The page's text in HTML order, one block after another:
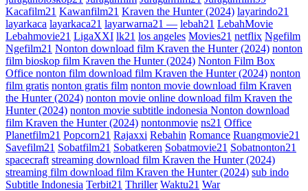
Kacafilm21 Kawanfilm21 Kraven the Hunter (2024) layarindo21
layarkaca layarkaca21 layarwarna21 — lebah21 LebahMovie
Lebahmovie21 LigaXXI lk21 los angeles Movies21 netflix Ngefilm
Ngefilm21 Nonton download film Kraven the Hunter (2024) nonton
film bioskop film Kraven the Hunter (2024) Nonton Film Box
Office nonton film download film Kraven the Hunter (2024) nonton
film gratis nonton gratis film nonton movie download film Kraven
the Hunter (2024) nonton movie online download film Kraven the
Hunter (2024) nonton movie subtitle indonesia Nonton download
film Kraven the Hunter (2024) nontonmovie ns21 Office
Planetfilm21 Popcorn21 Rajaxxi Rebahin Romance Ruangmovie21
Savefilm21 Sobatfilm21 Sobatkeren Sobatmovie21 Sobatnonton21
spacecraft streaming download film Kraven the Hunter (2024)
streaming film download film Kraven the Hunter (2024) sub indo
Subtitle Indonesia Terbit21 Thriller Waktu21 War